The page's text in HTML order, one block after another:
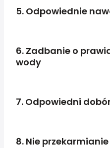
5. Odpowiednie
6. Zadbanie o
wody
7. Odpowiedni
8. Nie